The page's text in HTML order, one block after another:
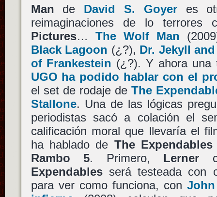
Man de David S. Goyeres
reimaginaciones de lo terrores
Pictures… The Wolf Man
Black Lagoon (¿?), Dr. Jekyll
of Frankestein (¿?). Y ahora
UGO ha podido hablar con el
el set de rodaje de The
Stallone. Una de las lógicas
periodistas sacó a colación el
calificación moral que llevaría el
ha hablado de The Expendables
Rambo 5. Primero, Lerner
Expendablesserá testeada con
para ver como funciona, con